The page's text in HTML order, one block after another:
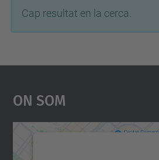
Cap resultat en la cerca.
On Som